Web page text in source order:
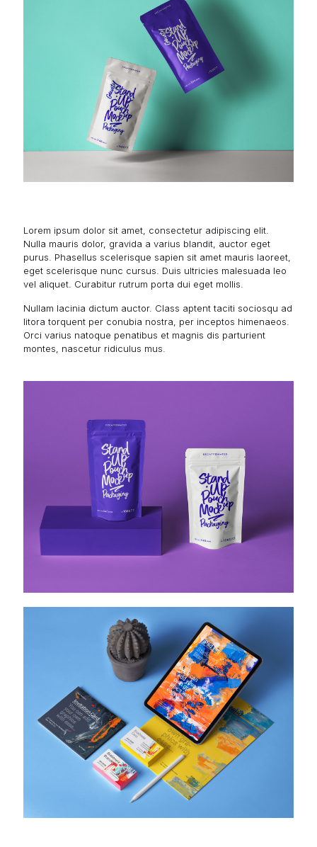
Lorem ipsum dolor sit amet, consectetur adipiscing elit.
Nulla mauris dolor, gravida a varius blandit, auctor eget
purus. Phasellus scelerisque sapien sit amet mauris laoreet,
eget scelerisque nunc cursus. Duis ultricies malesuada leo
vel aliquet. Curabitur rutrum porta dui eget mollis.
Nullam lacinia dictum auctor. Class aptent taciti sociosqu ad
litora torquent per conubia nostra, per inceptos himenaeos.
Orci varius natoque penatibus et magnis dis parturient
montes, nascetur ridiculus mus.